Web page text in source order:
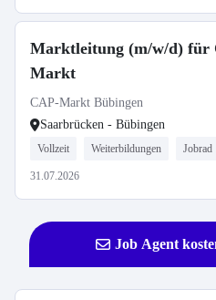
Marktleitung (m/w/d) für
Markt
CAP-Markt Bübingen
Saarbrücken - Bübingen
Vollzeit Weiterbildungen Jobrad
31.07.2026
Job Agent